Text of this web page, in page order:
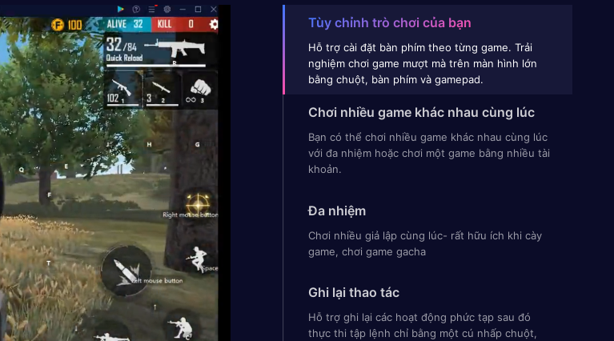
Tùy chỉnh trò chơi của bạn
Hỗ trợ cài đặt bàn phím theo từng game. Trải
nghiệm chơi game mượt mà trên màn hình lớn
bằng chuột, bàn phím và gamepad.
Chơi nhiều game khác nhau cùng lúc
Bạn có thể chơi nhiều game khác nhau cùng lúc
với đa nhiệm hoặc chơi một game bằng nhiều tài
khoản.
Đa nhiệm
Chơi nhiều giả lập cùng lúc- rất hữu ích khi cày
game, chơi game gacha
Ghi lại thao tác
Hỗ trợ ghi lại các hoạt động phức tạp sau đó
thực thi tập lệnh chỉ bằng một cú nhấp chuột,